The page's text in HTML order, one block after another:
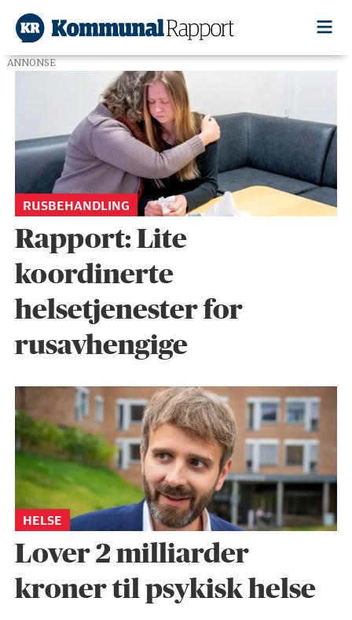
rusbehandling
ANNONSE
RUSBEHANDLING
Rapport: Lite
koordinerte
helsetjenester for
rusavhengige
HELSE
Lover 2 milliarder
kroner til psykisk helse